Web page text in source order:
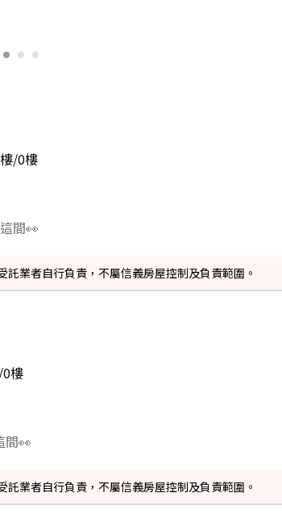
樓/0樓
間👀
業者自行負責，不屬信義房屋控制及負責範圍。
0樓
間👀
業者自行負責，不屬信義房屋控制及負責範圍。